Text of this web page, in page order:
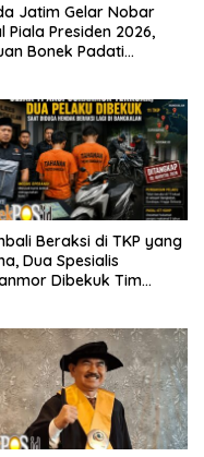
Jatim Gelar Nobar
Piala Presiden 2026,
Bonek Padati
Beraksi di TKP yang
Dua Spesialis
Dibekuk Tim